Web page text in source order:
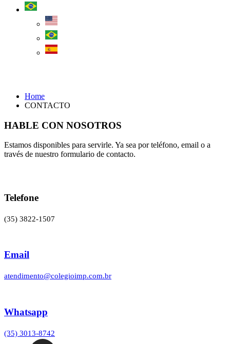
Home
CONTACTO
HABLE CON NOSOTROS
Estamos disponibles para servirle. Ya sea por teléfono, email o a
través de nuestro formulario de contacto.
Telefone
(35) 3822-1507
Email
atendimento@colegioimp.com.br
Whatsapp
(35) 3013-8742